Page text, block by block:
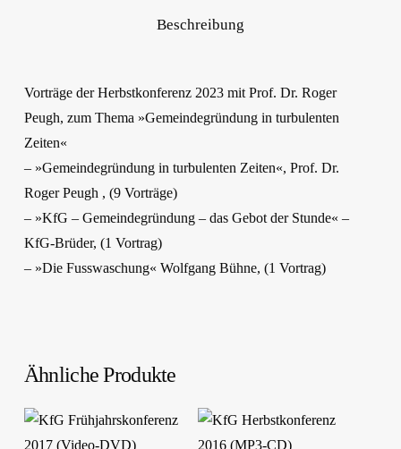
Beschreibung
Vorträge der Herbstkonferenz 2023 mit Prof. Dr. Roger
Peugh, zum Thema »Gemeindegründung in turbulenten
Zeiten«
– »Gemeindegründung in turbulenten Zeiten«, Prof. Dr.
Roger Peugh , (9 Vorträge)
– »KfG – Gemeindegründung – das Gebot der Stunde« –
KfG-Brüder, (1 Vortrag)
– »Die Fusswaschung« Wolfgang Bühne, (1 Vortrag)
Ähnliche Produkte